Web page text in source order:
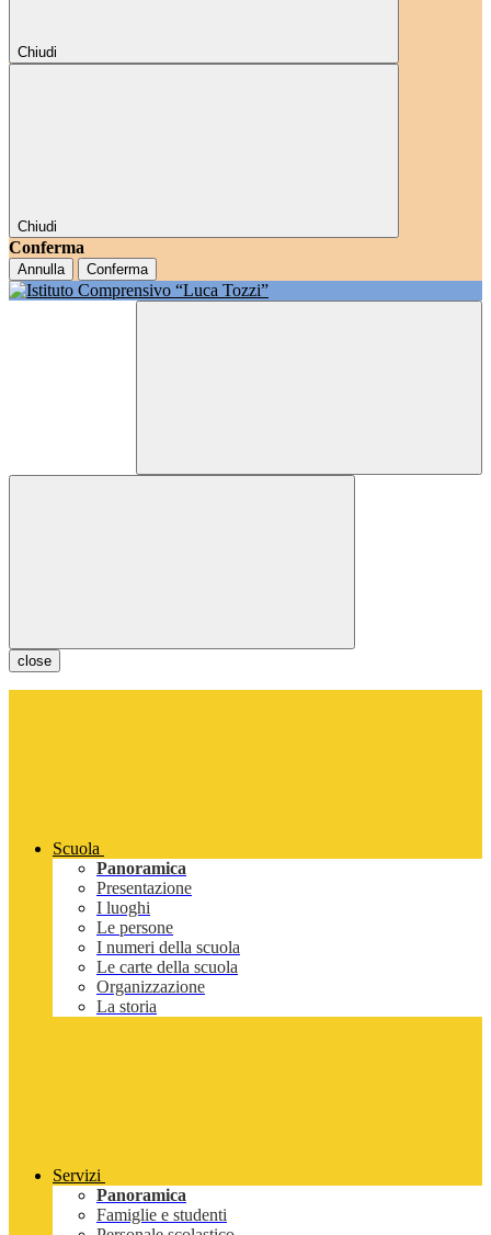
Chiudi
Chiudi
Conferma
Annulla Conferma
close
Scuola
Panoramica
Presentazione
I luoghi
Le persone
I numeri della scuola
Le carte della scuola
Organizzazione
La storia
Servizi
Panoramica
Famiglie e studenti